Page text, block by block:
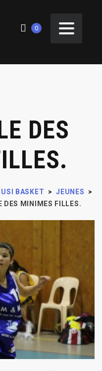
0
DES
USI BASKET > JEUNES
>
DES MINIMES FILLES.